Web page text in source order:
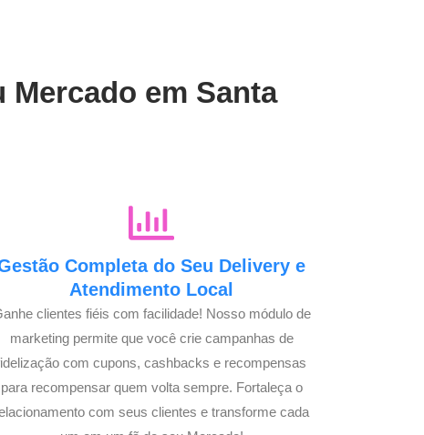
em Santa
Completa do Seu Delivery e
Atendimento Local
clientes fiéis com facilidade! Nosso módulo de
marketing permite que você crie campanhas de
com cupons, cashbacks e recompensas
para recompensar quem volta sempre. Fortaleça o
com seus clientes e transforme cada